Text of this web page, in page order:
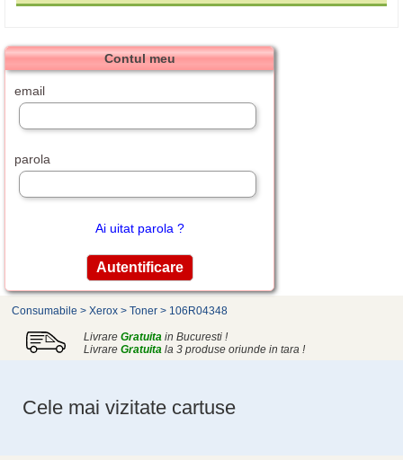
Contul meu
email
parola
Ai uitat parola ?
Consumabile > Xerox > Toner > 106R04348
Livrare Gratuita in Bucuresti !
Livrare Gratuita la 3 produse oriunde in tara !
Cele mai vizitate cartuse